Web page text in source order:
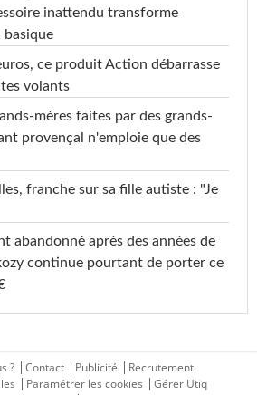
inattendu transforme
basique
ce produit Action débarrasse
volants
mères faites par des grands-
provençal n'emploie que des
franche sur sa fille autiste : "Je
abandonné après des années de
continue pourtant de porter ce
? Contact Publicité
Recrutement
Paramétrer les cookies
Gérer Utiq